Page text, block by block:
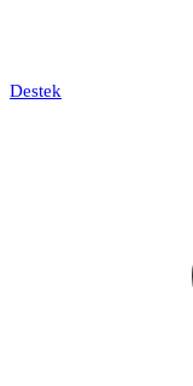
Destek